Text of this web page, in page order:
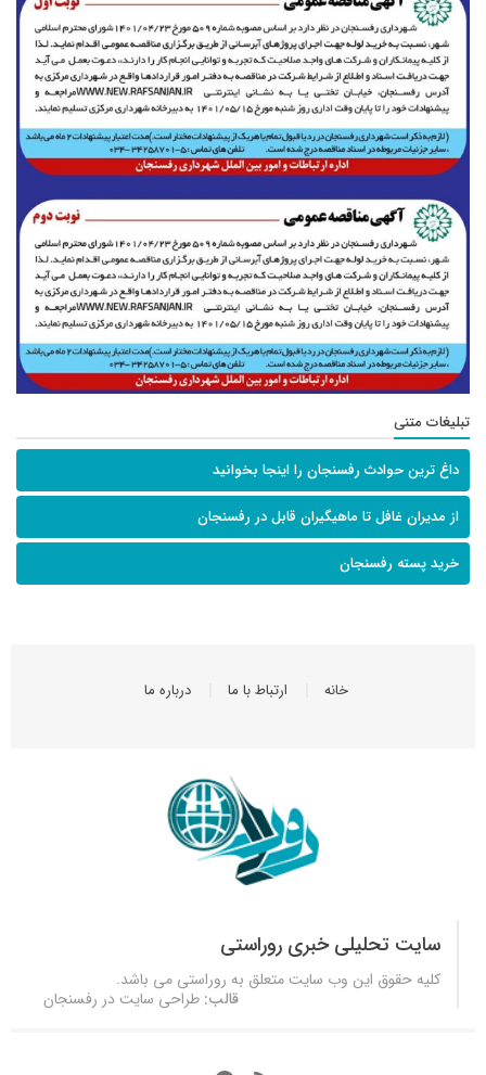
تبلیغات متنی
داغ ترین حوادث رفسنجان را اینجا بخوانید
از مدیران غافل تا ماهیگیران قابل در رفسنجان
خرید پسته رفسنجان
خانه ارتباط با ما درباره ما
سایت تحلیلی خبری روراستی
کلیه حقوق این وب سایت متعلق به روراستی می باشد.
قالب: طراحی سایت در رفسنجان